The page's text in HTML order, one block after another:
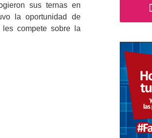
sus ternas en
la oportunidad de
compete sobre la